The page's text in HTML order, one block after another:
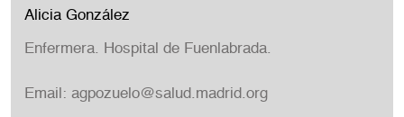
Alicia González
Enfermera. Hospital de Fuenlabrada.
Email: agpozuelo@salud.madrid.org